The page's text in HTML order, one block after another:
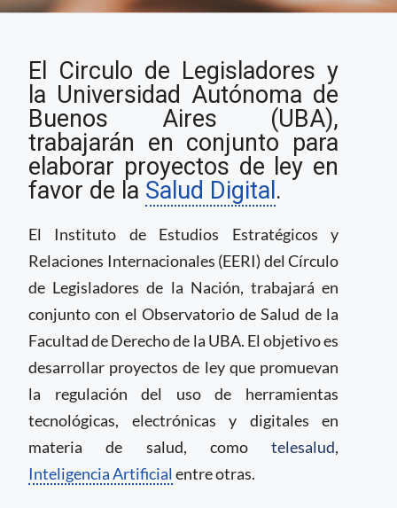
Salud Digital avanzan
en Argentina
El Circulo de Legisladores y
la Universidad Autónoma de
Buenos Aires (UBA),
trabajarán en conjunto para
elaborar proyectos de ley en
favor de la Salud Digital .
El Instituto de Estudios Estratégicos y
Relaciones Internacionales (EERI) del Círculo
de Legisladores de la Nación, trabajará en
conjunto con el Observatorio de Salud de la
Facultad de Derecho de la UBA. El objetivo es
desarrollar proyectos de ley que promuevan
la regulación del uso de herramientas
tecnológicas, electrónicas y digitales en
materia de salud, como telesalud,
Inteligencia Artificial entre otras.